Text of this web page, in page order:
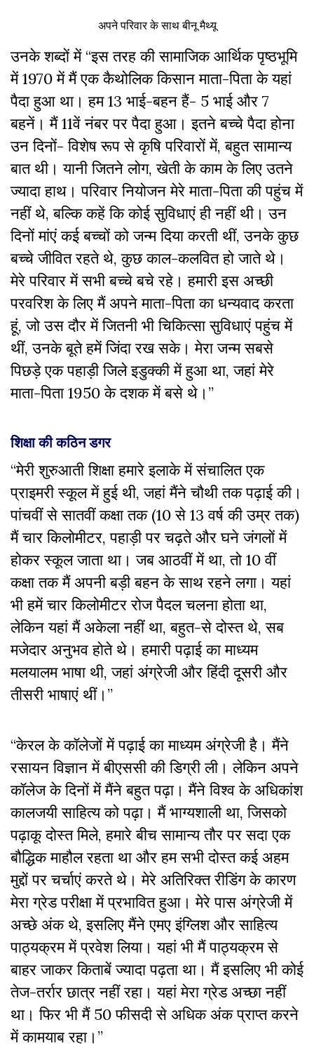
अपने परिवार के साथ बीनू मैथ्यू
उनके शब्दों में “इस तरह की सामाजिक आर्थिक पृष्ठभूमि
में 1970 में मैं एक कैथोलिक किसान माता-पिता के यहां
पैदा हुआ था। हम 13 भाई-बहन हैं- 5 भाई और 7
बहनें। मैं 11वें नंबर पर पैदा हुआ। इतने बच्चे पैदा होना
उन दिनों- विशेष रूप से कृषि परिवारों में, बहुत सामान्य
बात थी। यानी जितने लोग, खेती के काम के लिए उतने
ज्यादा हाथ। परिवार नियोजन मेरे माता-पिता की पहुंच में
नहीं थे, बल्कि कहें कि कोई सुविधाएं ही नहीं थी। उन
दिनों मांएं कई बच्चों को जन्म दिया करती थीं, उनके कुछ
बच्चे जीवित रहते थे, कुछ काल-कलवित हो जाते थे।
मेरे परिवार में सभी बच्चे बचे रहे। हमारी इस अच्छी
परवरिश के लिए मैं अपने माता-पिता का धन्यवाद करता
हूं, जो उस दौर में जितनी भी चिकित्सा सुविधाएं पहुंच में
थीं, उनके बूते हमें जिंदा रख सके। मेरा जन्म सबसे
पिछड़े एक पहाड़ी जिले इडुक्की में हुआ था, जहां मेरे
माता-पिता 1950 के दशक में बसे थे।”
शिक्षा की कठिन डगर
“मेरी शुरुआती शिक्षा हमारे इलाके में संचालित एक
प्राइमरी स्कूल में हुई थी, जहां मैंने चौथी तक पढ़ाई की।
पांचवीं से सातवीं कक्षा तक (10 से 13 वर्ष की उम्र तक)
मैं चार किलोमीटर, पहाड़ी पर चढ़ते और घने जंगलों में
होकर स्कूल जाता था। जब आठवीं में था, तो 10 वीं
कक्षा तक मैं अपनी बड़ी बहन के साथ रहने लगा। यहां
भी हमें चार किलोमीटर रोज पैदल चलना होता था,
लेकिन यहां मैं अकेला नहीं था, बहुत-से दोस्त थे, सब
मजेदार अनुभव होते थे। हमारी पढ़ाई का माध्यम
मलयालम भाषा थी, जहां अंग्रेजी और हिंदी दूसरी और
तीसरी भाषाएं थीं।’’
“केरल के कॉलेजों में पढ़ाई का माध्यम अंग्रेजी है। मैंने
रसायन विज्ञान में बीएससी की डिग्री ली। लेकिन अपने
कॉलेज के दिनों में मैंने बहुत पढ़ा। मैंने विश्व के अधिकांश
कालजयी साहित्य को पढ़ा। मैं भाग्यशाली था, जिसको
पढ़ाकू दोस्त मिले, हमारे बीच सामान्य तौर पर सदा एक
बौद्धिक माहौल रहता था और हम सभी दोस्त कई अहम
मुद्दों पर चर्चाएं करते थे। मेरे अतिरिक्त रीडिंग के कारण
मेरा ग्रेड परीक्षा में प्रभावित हुआ। मेरे पास अंग्रेजी में
अच्छे अंक थे, इसलिए मैंने एमए इंग्लिश और साहित्य
पाठ्यक्रम में प्रवेश लिया। यहां भी मैं पाठ्यक्रम से
बाहर जाकर किताबें ज्यादा पढ़ता था। मैं इसलिए भी कोई
तेज-तर्रार छात्र नहीं रहा। यहां मेरा ग्रेड अच्छा नहीं
था। फिर भी मैं 50 फीसदी से अधिक अंक प्राप्त करने
में कामयाब रहा।’’